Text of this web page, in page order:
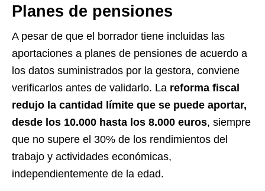
Planes de pensiones
A pesar de que el borrador tiene incluidas las
aportaciones a planes de pensiones de acuerdo a
los datos suministrados por la gestora, conviene
verificarlos antes de validarlo. La reforma fiscal
redujo la cantidad límite que se puede aportar,
desde los 10.000 hasta los 8.000 euros, siempre
que no supere el 30% de los rendimientos del
trabajo y actividades económicas,
independientemente de la edad.